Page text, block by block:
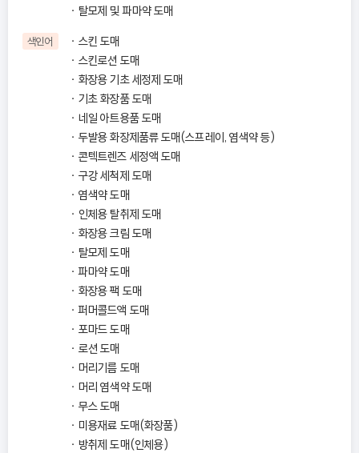
탈모제 및 파마약 도매
색인어
스킨 도매
스킨로션 도매
화장용 기초 세정제 도매
기초 화장품 도매
네일 아트용품 도매
두발용 화장제품류 도매(스프레이, 염색약 등)
콘텍트렌즈 세정액 도매
구강 세척제 도매
염색약 도매
인체용 탈취제 도매
화장용 크림 도매
탈모제 도매
파마약 도매
화장용 팩 도매
퍼머콜드액 도매
포마드 도매
로션 도매
머리기름 도매
머리 염색약 도매
무스 도매
미용재료 도매(화장품)
방취제 도매(인체용)